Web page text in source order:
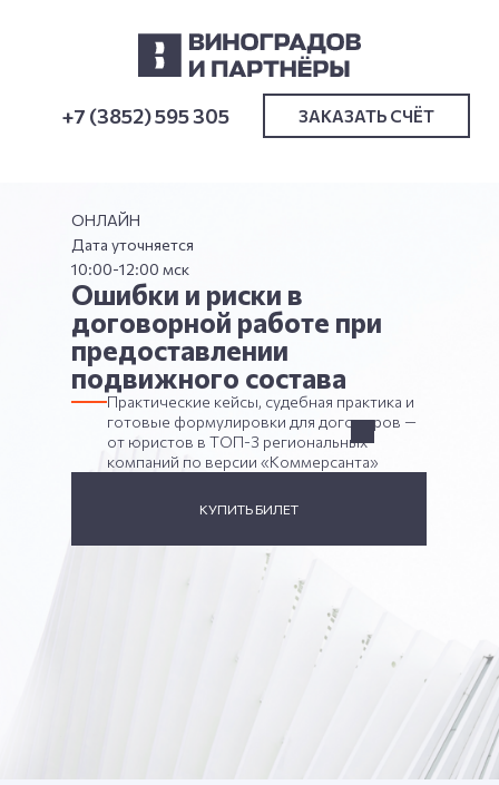
+7 (3852) 595 305 ЗАКАЗАТЬ СЧËТ
ОНЛАЙН
Дата уточняется
10:00-12:00 мск
Ошибки и риски в
договорной работе при
предоставлении
подвижного состава
Практические кейсы, судебная практика и
готовые формулировки для договоров —
от юристов в ТОП-3 региональных
компаний по версии «Коммерсанта»
КУПИТЬ БИЛЕТ